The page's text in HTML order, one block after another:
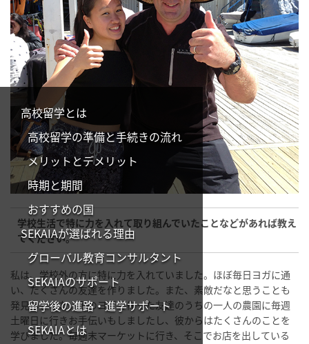
高校留学とは
高校留学の準備と手続きの流れ
メリットとデメリット
時期と期間
おすすめの国
SEKAIAが選ばれる理由
グローバル教育コンサルタント
SEKAIAのサポート
留学後の進路・進学サポート
SEKAIAとは
学校生活で特に力を入れて取り組んでいたことなどがあれば教え
てください。
私は、学校外の方に特に力を入れていました。ほぼ毎日ヨガに通
い、たくさんの友達を作りました。また、素敵だなと思うことも
発見しました。そのヨガで作った友達のうちの一人の農園に毎週
土曜日に行きお手伝いもしましたし、彼からはたくさんのことを
学びました。毎週末マーケットに行き、そこでお店を出している